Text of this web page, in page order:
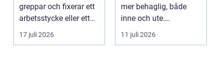
greppar och fixerar ett
arbetsstycke eller ett
verktyg, oftast i...
17 juli 2026
mer behaglig, både
inne och ute.
Somrarna kan vara
varma, ...
11 juli 2026